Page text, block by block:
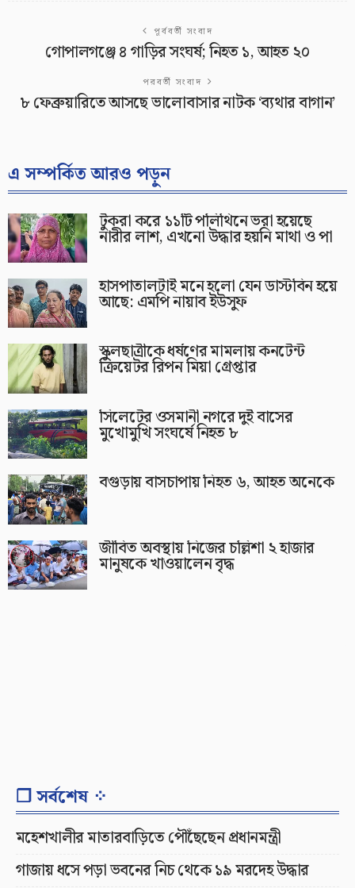
পূর্ববর্তী সংবাদ
গোপালগঞ্জে ৪ গা‌ড়ির সংঘর্ষ; নিহত ১, আহত ২০
পরবর্তী সংবাদ
৮ ফেব্রুয়ারিতে আসছে ভালোবাসার নাটক ‘ব্যথার বাগান’
এ সম্পর্কিত আরও পড়ুন
টুকরা করে ১১টি পলিথিনে ভরা হয়েছে
নারীর লাশ, এখনো উদ্ধার হয়নি মাথা ও পা
হাসপাতালটাই মনে হলো যেন ডাস্টবিন হয়ে
আছে: এমপি নায়াব ইউসুফ
স্কুলছাত্রীকে ধর্ষণের মামলায় কনটেন্ট
ক্রিয়েটর রিপন মিয়া গ্রেপ্তার
সিলেটের ওসমানী নগরে দুই বাসের
মুখোমুখি সংঘর্ষে নিহত ৮
বগুড়ায় বাসচাপায় নিহত ৬, আহত অনেকে
জীবিত অবস্থায় নিজের চল্লিশা ২ হাজার
মানুষকে খাওয়ালেন বৃদ্ধ
❐ সর্বশেষ ⁘
মহেশখালীর মাতারবাড়িতে পৌঁছেছেন প্রধানমন্ত্রী
গাজায় ধসে পড়া ভবনের নিচ থেকে ১৯ মরদেহ উদ্ধার